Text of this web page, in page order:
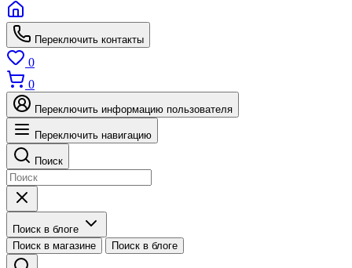
Переключить контакты
0
0
Переключить информацию пользователя
Переключить навигацию
Поиск
Поиск в блоге
Поиск в магазине
Поиск в блоге